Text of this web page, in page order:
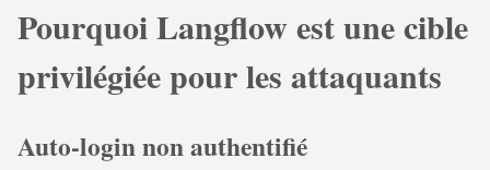
Pourquoi Langflow est une cible
privilégiée pour les attaquants
Auto-login non authentifié